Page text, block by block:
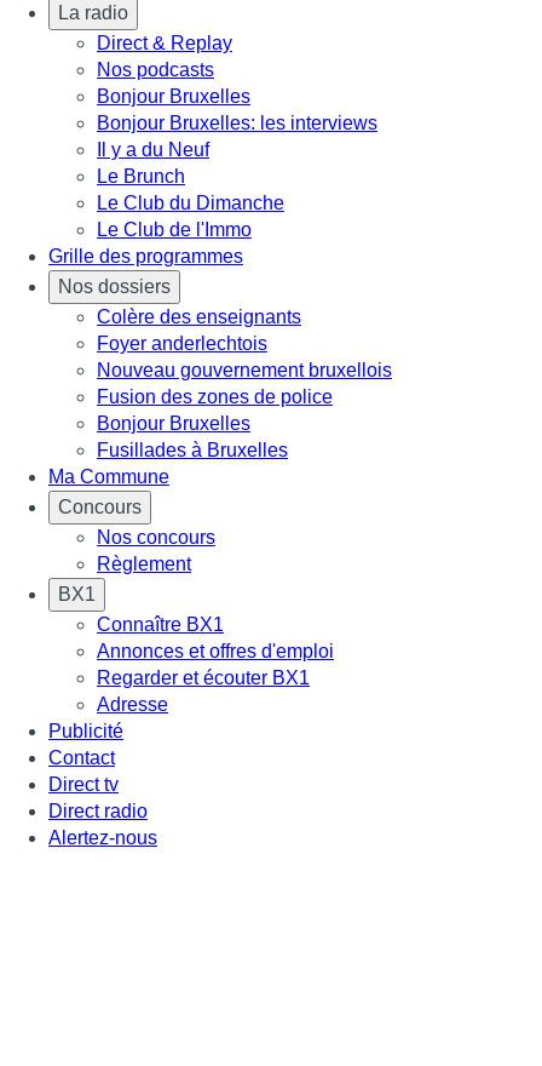
La radio
Direct & Replay
Nos podcasts
Bonjour Bruxelles
Bonjour Bruxelles: les interviews
Il y a du Neuf
Le Brunch
Le Club du Dimanche
Le Club de l'Immo
Grille des programmes
Nos dossiers
Colère des enseignants
Foyer anderlechtois
Nouveau gouvernement bruxellois
Fusion des zones de police
Bonjour Bruxelles
Fusillades à Bruxelles
Ma Commune
Concours
Nos concours
Règlement
BX1
Connaître BX1
Annonces et offres d'emploi
Regarder et écouter BX1
Adresse
Publicité
Contact
Direct tv
Direct radio
Alertez-nous